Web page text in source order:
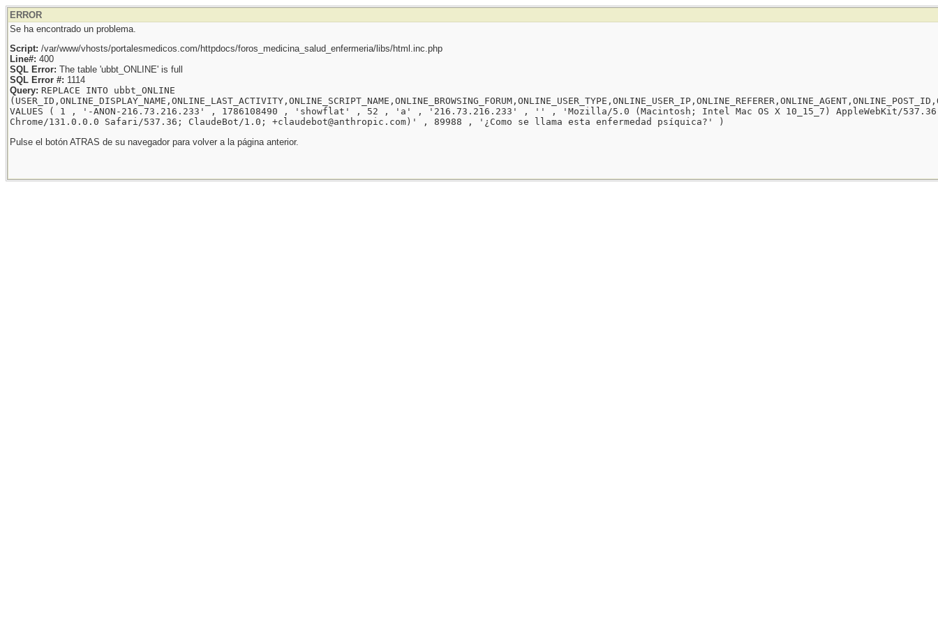
ERROR
Se ha encontrado un problema.
Script: /var/www/vhosts/portalesmedicos.com/httpdocs/foros_medicina_salud_enfermeria/libs/html.inc.php
Line#: 400
SQL Error: The table 'ubbt_ONLINE' is full
SQL Error #: 1114
Query: REPLACE INTO ubbt_ONLINE
VALUES ( 1 , '-ANON-216.73.216.233' , 1786108490 , 'showflat' , 52 , 'a' , '216.73.216.233' , '' , 'Mozilla/5.0 (Macintosh; Intel Mac OS X 10_15_7) AppleWebKit/537.36
Chrome/131.0.0.0 Safari/537.36; ClaudeBot/1.0; +claudebot@anthropic.com)' , 89988 , '¿Como se llama esta enfermedad psíquica?' )
Pulse el botón ATRAS de su navegador para volver a la página anterior.